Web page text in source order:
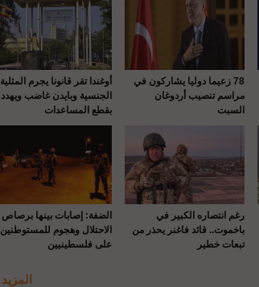
78 زعيما دوليا يشاركون في
مراسم تنصيب أردوغان
السبت
أوغندا تقر قانونا يجرم المثلية
الجنسية وبايدن غاضب ويهدد
بقطع المساعدات
رغم انتصاره الكبير في
باخموت.. قائد فاغنر يحذر من
تبعات خطير
الضفة: إصابات بينها برصاص
الاحتلال وهجوم للمستوطنين
على فلسطينيين
المزيد